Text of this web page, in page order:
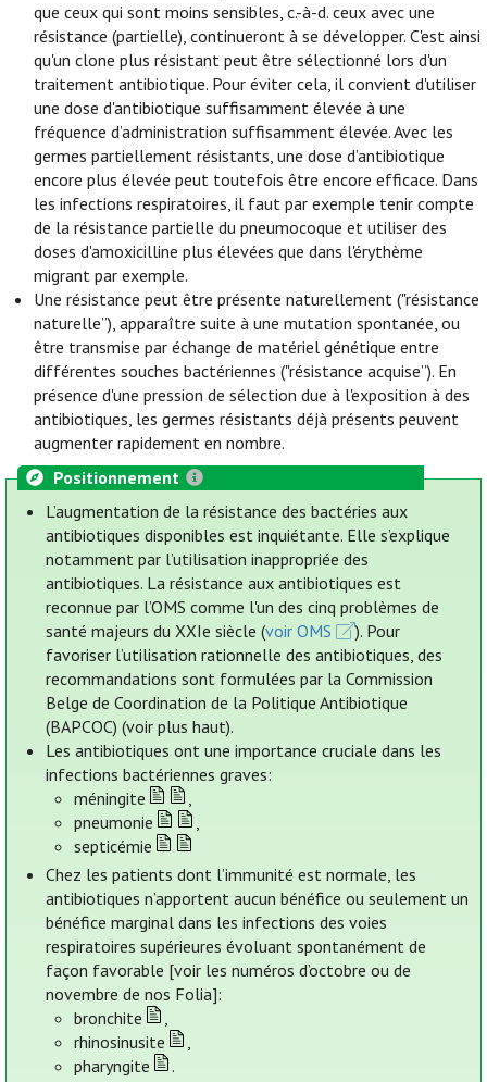
que ceux qui sont moins sensibles, c.-à-d. ceux avec une
résistance (partielle), continueront à se développer. C'est ainsi
qu'un clone plus résistant peut être sélectionné lors d'un
traitement antibiotique. Pour éviter cela, il convient d'utiliser
une dose d'antibiotique suffisamment élevée à une
fréquence d’administration suffisamment élevée. Avec les
germes partiellement résistants, une dose d’antibiotique
encore plus élevée peut toutefois être encore efficace. Dans
les infections respiratoires, il faut par exemple tenir compte
de la résistance partielle du pneumocoque et utiliser des
doses d'amoxicilline plus élevées que dans l'érythème
migrant par exemple.
Une résistance peut être présente naturellement ("résistance
naturelle”), apparaître suite à une mutation spontanée, ou
être transmise par échange de matériel génétique entre
différentes souches bactériennes ("résistance acquise”). En
présence d'une pression de sélection due à l'exposition à des
antibiotiques, les germes résistants déjà présents peuvent
augmenter rapidement en nombre.
Positionnement
L’augmentation de la résistance des bactéries aux
antibiotiques disponibles est inquiétante. Elle s’explique
notamment par l’utilisation inappropriée des
antibiotiques. La résistance aux antibiotiques est
reconnue par l’OMS comme l'un des cinq problèmes de
santé majeurs du XXIe siècle (voir OMS
). Pour
favoriser l’utilisation rationnelle des antibiotiques, des
recommandations sont formulées par la Commission
Belge de Coordination de la Politique Antibiotique
(BAPCOC) (voir plus haut).
Les antibiotiques ont une importance cruciale dans les
infections bactériennes graves:
méningite
,
pneumonie
,
septicémie
Chez les patients dont l’immunité est normale, les
antibiotiques n’apportent aucun bénéfice ou seulement un
bénéfice marginal dans les infections des voies
respiratoires supérieures évoluant spontanément de
façon favorable [voir les numéros d’octobre ou de
novembre de nos Folia]:
bronchite
,
rhinosinusite
,
pharyngite
.